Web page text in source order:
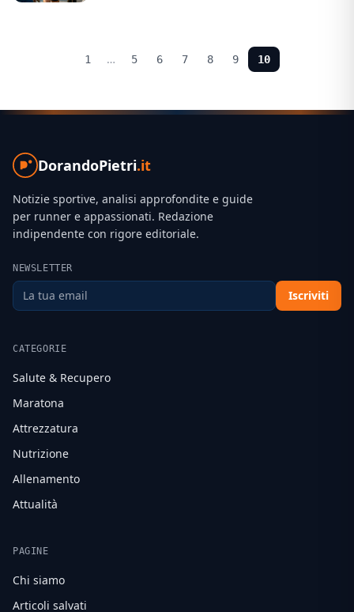
1 … 5 6 7 8 9 10
DorandoPietri.it
Notizie sportive, analisi approfondite e guide
per runner e appassionati. Redazione
indipendente con rigore editoriale.
NEWSLETTER
Iscriviti
CATEGORIE
Salute & Recupero
Maratona
Attrezzatura
Nutrizione
Allenamento
Attualità
PAGINE
Chi siamo
Articoli salvati